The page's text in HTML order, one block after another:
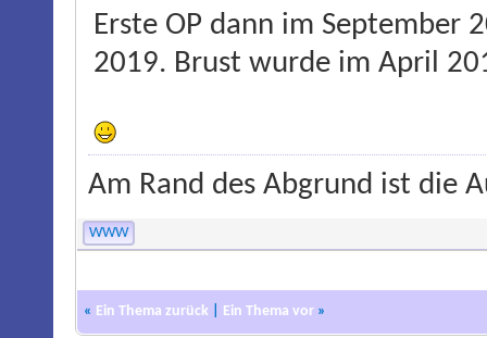
Erste OP dann im September
2019. Brust wurde im April
Am Rand des Abgrund ist die
WWW
« Ein Thema zurück Ein Thema vor »